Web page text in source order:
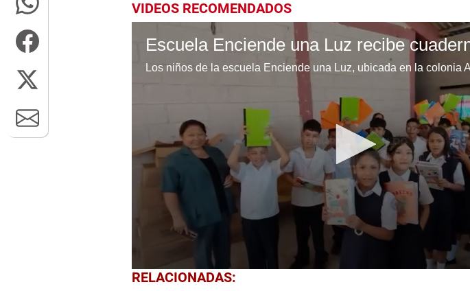
VIDEOS RECOMENDADOS
0
seconds
RELACIONADAS: